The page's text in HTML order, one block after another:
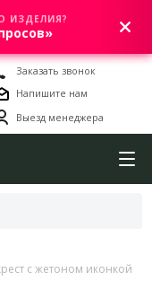
0
Заказать звонок
Напишите нам
Выезд менеджера
с жетоном иконкой
ИЗДЕЛИЯ?